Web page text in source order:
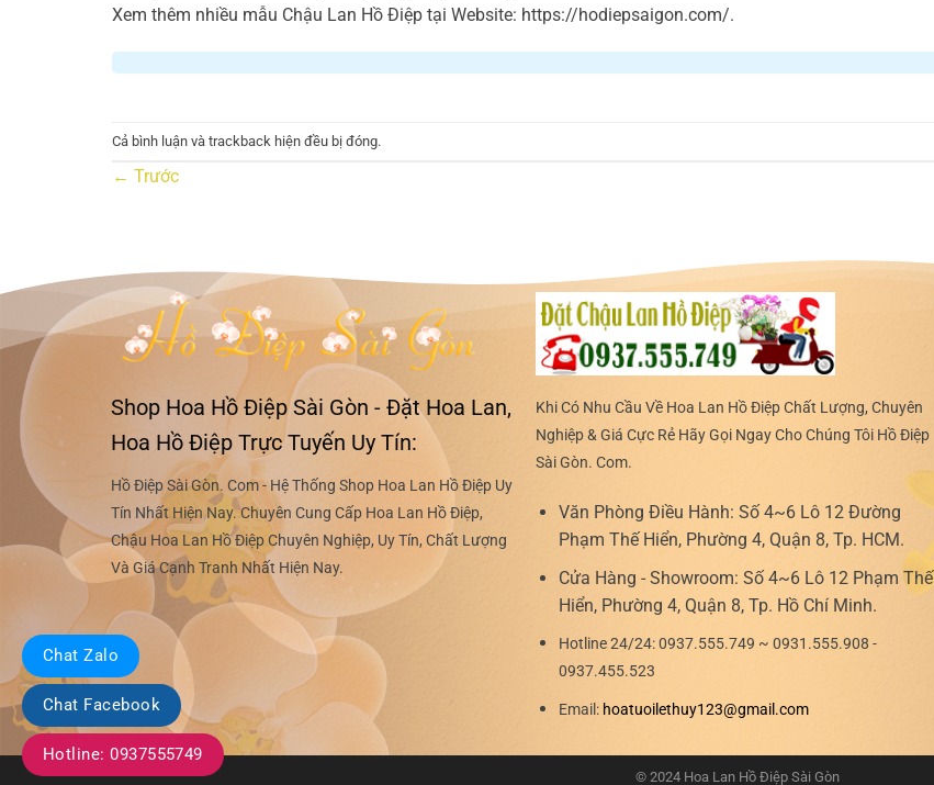
Xem thêm nhiều mẫu Chậu Lan Hồ Điệp tại Website: https://hodiepsaigon.com/.
Cả bình luận và trackback hiện đều bị đóng.
← Trước
Shop Hoa Hồ Điệp Sài Gòn - Đặt Hoa Lan,
Hoa Hồ Điệp Trực Tuyến Uy Tín:
Hồ Điệp Sài Gòn. Com - Hệ Thống Shop Hoa Lan Hồ Điệp Uy
Tín Nhất Hiện Nay. Chuyên Cung Cấp Hoa Lan Hồ Điệp,
Chậu Hoa Lan Hồ Điệp Chuyên Nghiệp, Uy Tín, Chất Lượng
Và Giá Cạnh Tranh Nhất Hiện Nay.
Khi Có Nhu Cầu Về Hoa Lan Hồ Điệp Chất Lượng, Chuyên
Nghiệp & Giá Cực Rẻ Hãy Gọi Ngay Cho Chúng Tôi Hồ Điệp
Sài Gòn. Com.
Văn Phòng Điều Hành: Số 4~6 Lô 12 Đường
Phạm Thế Hiển, Phường 4, Quận 8, Tp. HCM.
Cửa Hàng - Showroom: Số 4~6 Lô 12 Phạm Thế
Hiển, Phường 4, Quận 8, Tp. Hồ Chí Minh.
Hotline 24/24:0937.555.749 ~ 0931.555.908 -
0937.455.523
Email: hoatuoilethuy123@gmail.com
© 2024 Hoa Lan Hồ Điệp Sài Gòn
Chat Zalo
Chat Facebook
Hotline: 0937555749